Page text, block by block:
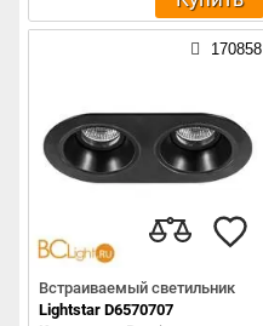
170858
Встраиваемый светильник
Lightstar D6570707